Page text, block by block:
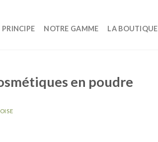
PRINCIPE NOTRE GAMME LA BOUTIQUE
en poudre